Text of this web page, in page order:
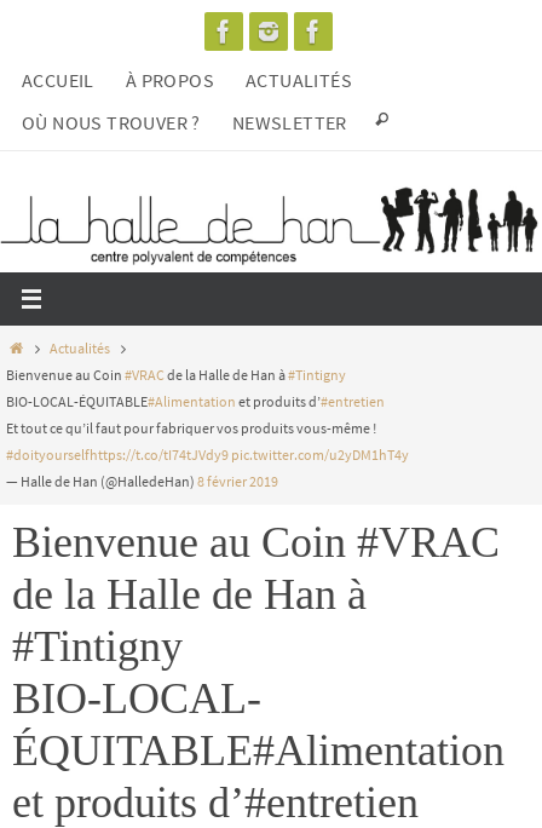
contenu
ACCUEIL À PROPOS
ACTUALITÉS
OÙ NOUS TROUVER ?
NEWSLETTER
HomeActualités
Bienvenue au Coin #VRACde la Halle de Han à#Tintigny
BIO-LOCAL-ÉQUITABLE#Alimentation et produits d’#entretien
Et tout ce qu’il faut pour fabriquer vos produits vous-même !
#doityourselfhttps://t.co/tI74tJVdy9 pic.twitter.com/u2yDM1hT4y
— Halle de Han (@HalledeHan) 8 février 2019
Bienvenue au Coin #VRAC
de la Halle de Han à
#Tintigny
BIO-LOCAL-
ÉQUITABLE#Alimentation
et produits d’#entretien